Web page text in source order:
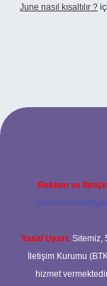
June nasıl kısaltılır ?
giriş
Reklam ve
Yasal Uyarı: Sitemiz,
İletişim Kurumu
hizmet